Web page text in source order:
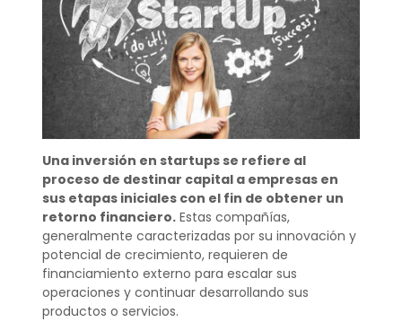
Una inversión en startups se refiere al
proceso de destinar capital a empresas en
sus etapas iniciales con el fin de obtener un
retorno financiero.Estas compañías,
generalmente caracterizadas por su innovación y
potencial de crecimiento, requieren de
financiamiento externo para escalar sus
operaciones y continuar desarrollando sus
productos o servicios.